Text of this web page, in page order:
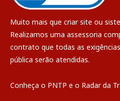
Muito mais que criar site ou
Realizamos uma assessoria
contrato que todas as
pública serão atendidas.
Conheça o PNTP e o Radar da